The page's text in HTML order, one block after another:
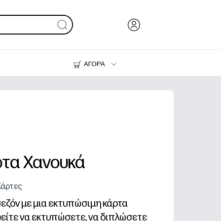
ΑΓΟΡΑ
Εκτυπωτές
Χανουκά
με μια εκτυπώσιμη κάρτα
να εκτυπώσετε, να διπλώσετε